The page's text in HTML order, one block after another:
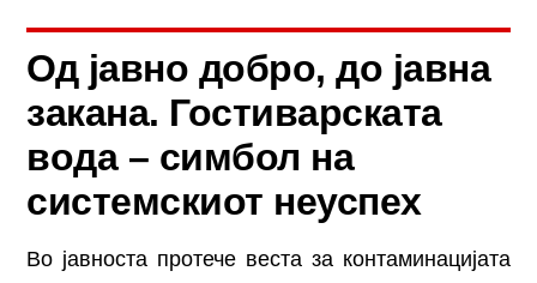
Од јавно добро, до јавна
закана. Гостиварската
вода – симбол на
системскиот неуспех
Во јавноста протече веста за контаминацијата